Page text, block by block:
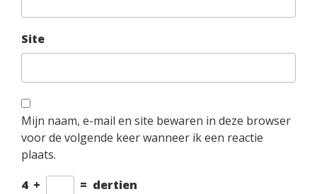
Site
Mijn naam, e-mail en site bewaren in deze browser
voor de volgende keer wanneer ik een reactie
plaats.
4 + = dertien